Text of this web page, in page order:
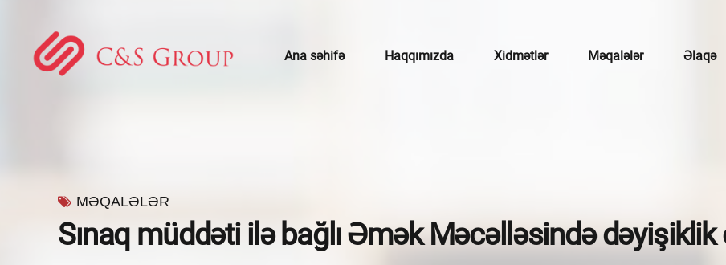
Ana səhifə Haqqımızda Xidmətlər
Vergi işi və vergi hüququ
Audit xidməti
Məqalələr Əlaqə
MƏQALƏLƏR
Sınaq müddəti ilə bağlı Əmək Məcəlləsində dəyişiklik